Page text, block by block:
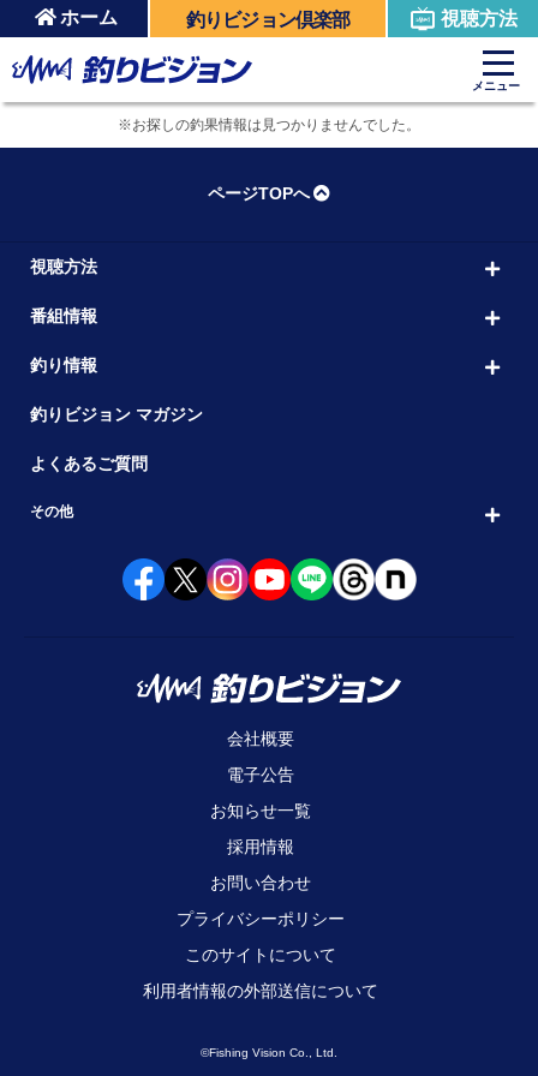
ホーム 釣りビジョン倶楽部 視聴方法
メニュー
※お探しの釣果情報は見つかりませんでした。
ページTOPへ
視聴方法
番組情報
釣り情報
釣りビジョン マガジン
よくあるご質問
その他
会社概要
電子公告
お知らせ一覧
採用情報
お問い合わせ
プライバシーポリシー
このサイトについて
利用者情報の外部送信について
©Fishing Vision Co., Ltd.